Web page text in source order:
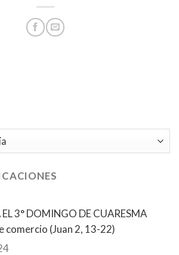
EL 3° DOMINGO DE CUARESMA
comercio (Juan 2, 13-22)